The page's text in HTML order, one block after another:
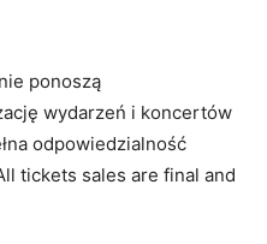
ponoszą
wydarzeń i koncertów
odpowiedzialność
tickets sales are final and